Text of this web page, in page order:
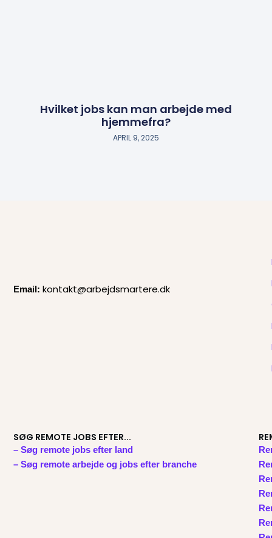
Hvilket jobs kan man arbejde med
hjemmefra?
APRIL 9, 2025
Email: kontakt@arbejdsmartere.dk
SØG REMOTE JOBS EFTER...
– Søg remote jobs efter land
– Søg remote arbejde og jobs efter branche